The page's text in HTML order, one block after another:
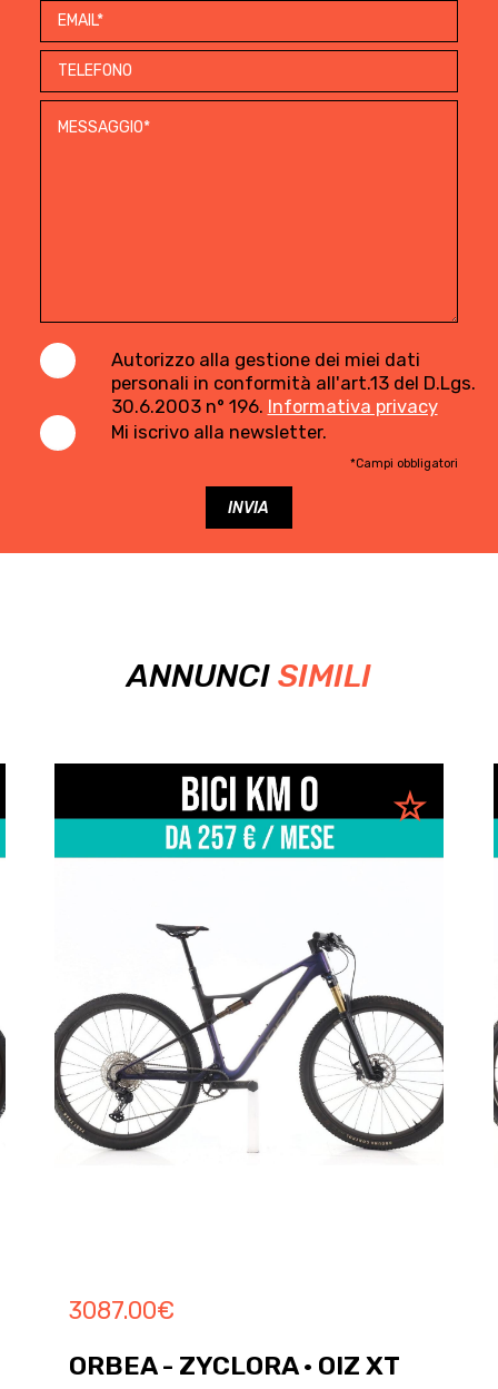
Autorizzo alla gestione dei miei dati
personali in conformità all'art.13 del D.Lgs.
30.6.2003 n° 196. Informativa privacy
Mi iscrivo alla newsletter.
*Campi obbligatori
ANNUNCI SIMILI
3087.00€
ORBEA - ZYCLORA · OIZ XT